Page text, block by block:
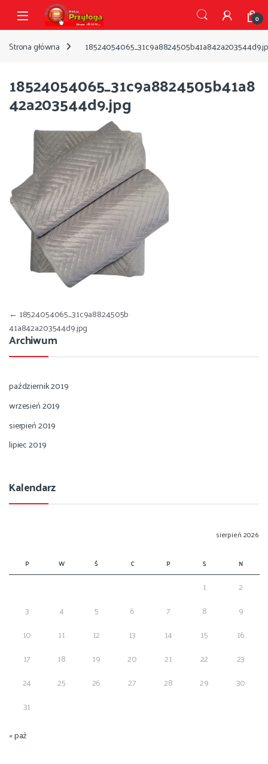
Przejdź do nawigacji
Przejdź do treści
Open 0
Strona główna
18524054065_31c9a8824505b41a8
42a203544d9.jpg
Nawigacja wpisu
← 18524054065_31c9a8824505b
41a842a203544d9.jpg
Archiwum
październik 2019
wrzesień 2019
sierpień 2019
lipiec 2019
Kalendarz
sierpień 2026
P W Ś C P S N
1
2
3
4 5 6 7 8
9
10
11 12 13 14 15
16
17
18 19 20 21 22
23
24
25 26 27 28 29
30
31
« paź